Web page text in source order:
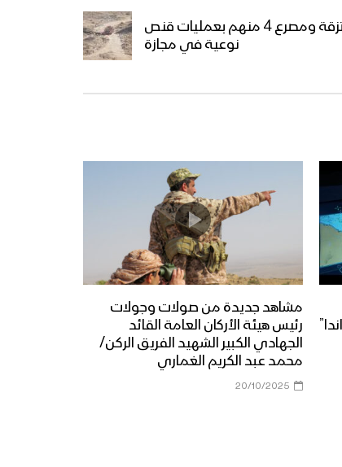
عسير – احراق مدرعة وطقم للمرتزقة ومصرع 4 منهم بعمليات قنص
نوعية في مجازة
مشاهد جديدة من صولات وجولات
رئيس هيئة الأركان العامة القائد
الجهادي الكبير الشهيد الفريق الركن/
محمد عبد الكريم الغماري
20/10/2025